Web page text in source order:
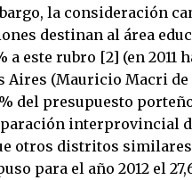
la consideración
destinan al área
a este rubro [2] (en 2011
Aires (Mauricio Macri
del presupuesto
interprovincial
otros distritos similares
para el año 2012 el